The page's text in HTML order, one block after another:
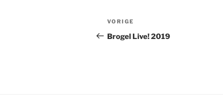
Berichtnavigatie
Vorig
bericht
VORIGE
Brogel Live! 2019